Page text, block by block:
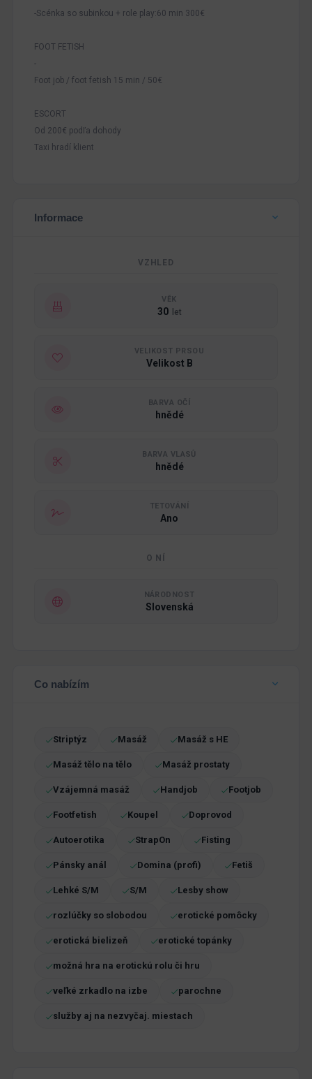
-Scénka so subinkou + role play:60 min 300€
FOOT FETISH
-
Foot job / foot fetish 15 min / 50€
ESCORT
Od 200€ podľa dohody
Taxi hradí klient
Informace
VZHLED
VĚK
30 let
VELIKOST PRSOU
Velikost B
BARVA OČÍ
hnědé
BARVA VLASŮ
hnědé
TETOVÁNÍ
Ano
O NÍ
NÁRODNOST
Slovenská
Co nabízím
Striptýz Masáž Masáž s HE
Masáž tělo na tělo Masáž prostaty
Vzájemná masáž Handjob Footjob
Footfetish Koupel Doprovod
Autoerotika StrapOn Fisting
Pánsky anál Domina (profi) Fetiš
Lehké S/M S/M Lesby show
rozlúčky so slobodou erotické pomôcky
erotická bielizeň erotické topánky
možná hra na erotickú rolu či hru
veľké zrkadlo na izbe parochne
služby aj na nezvyčaj. miestach